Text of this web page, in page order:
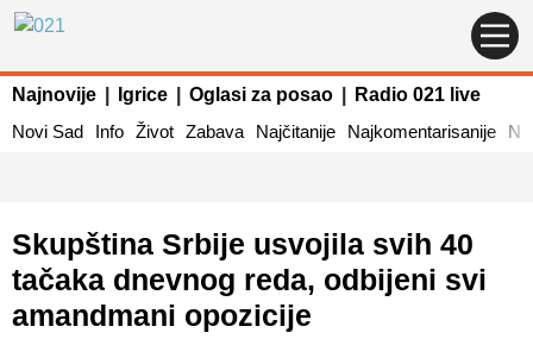
Najnovije Igrice Oglasi za posao
Radio 021 live
Novi Sad
Info Život Zabava Najčitanije Najkomentarisanije
Skupština Srbije usvojila svih 40
tačaka dnevnog reda, odbijeni svi
amandmani opozicije